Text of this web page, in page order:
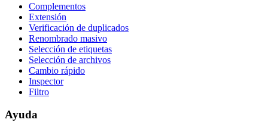
Complementos
Extensión
Verificación de duplicados
Renombrado masivo
Selección de etiquetas
Selección de archivos
Cambio rápido
Inspector
Filtro
Ayuda